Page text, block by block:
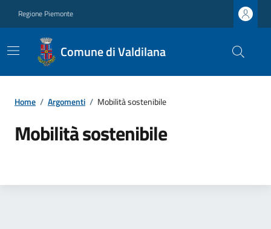
Regione Piemonte
Comune di Valdilana
Home / Argomenti / Mobilità sostenibile
Mobilità sostenibile